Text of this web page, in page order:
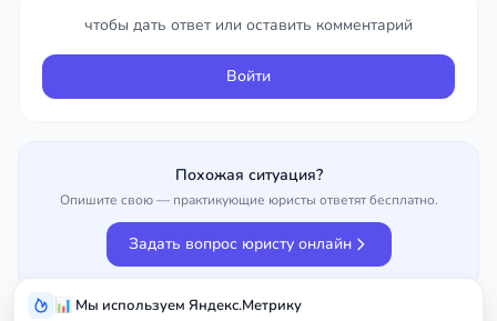
📊 Мы используем Яндекс.Метрику
Войти
чтобы дать ответ или оставить комментарий
Войти
Похожая ситуация?
Опишите свою — практикующие юристы ответят бесплатно.
Задать вопрос юристу онлайн